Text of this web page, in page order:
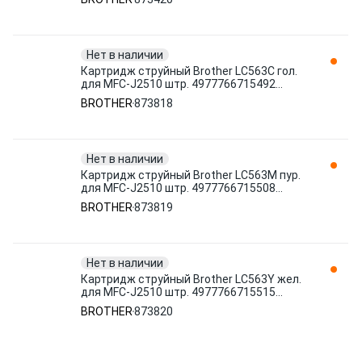
Нет в наличии
Картридж струйный Brother LC563C гол.
для MFC-J2510 штр. 4977766715492
873818
BROTHER873818
Нет в наличии
Картридж струйный Brother LC563M пур.
для MFC-J2510 штр. 4977766715508
873819
BROTHER873819
Нет в наличии
Картридж струйный Brother LC563Y жел.
для MFC-J2510 штр. 4977766715515
873820
BROTHER873820